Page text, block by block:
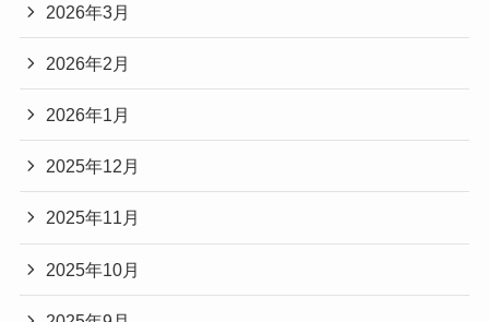
2026年3月
2026年2月
2026年1月
2025年12月
2025年11月
2025年10月